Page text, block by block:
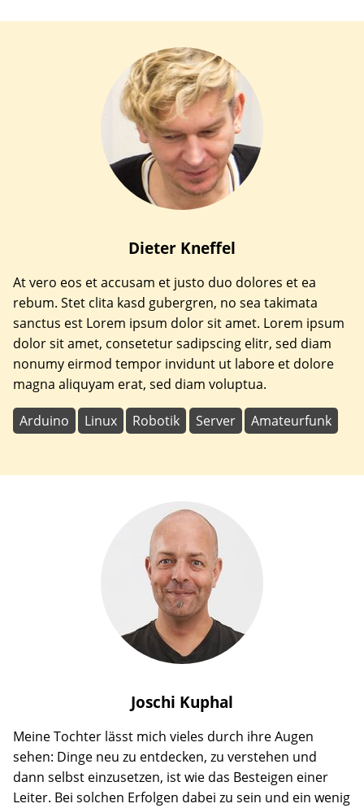
Dieter Kneffel
At vero eos et accusam et justo duo dolores et ea
rebum. Stet clita kasd gubergren, no sea takimata
sanctus est Lorem ipsum dolor sit amet. Lorem ipsum
dolor sit amet, consetetur sadipscing elitr, sed diam
nonumy eirmod tempor invidunt ut labore et dolore
magna aliquyam erat, sed diam voluptua.
Arduino Linux Robotik Server Amateurfunk
Joschi Kuphal
Meine Tochter lässt mich vieles durch ihre Augen
sehen: Dinge neu zu entdecken, zu verstehen und
dann selbst einzusetzen, ist wie das Besteigen einer
Leiter. Bei solchen Erfolgen dabei zu sein und ein wenig